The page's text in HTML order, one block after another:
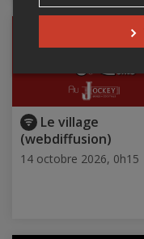
Le village
(webdiffusion)
14 octobre 2026, 0h15